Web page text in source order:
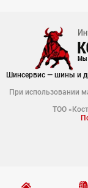
Шинсервис — шины и
При использовании
ТОО